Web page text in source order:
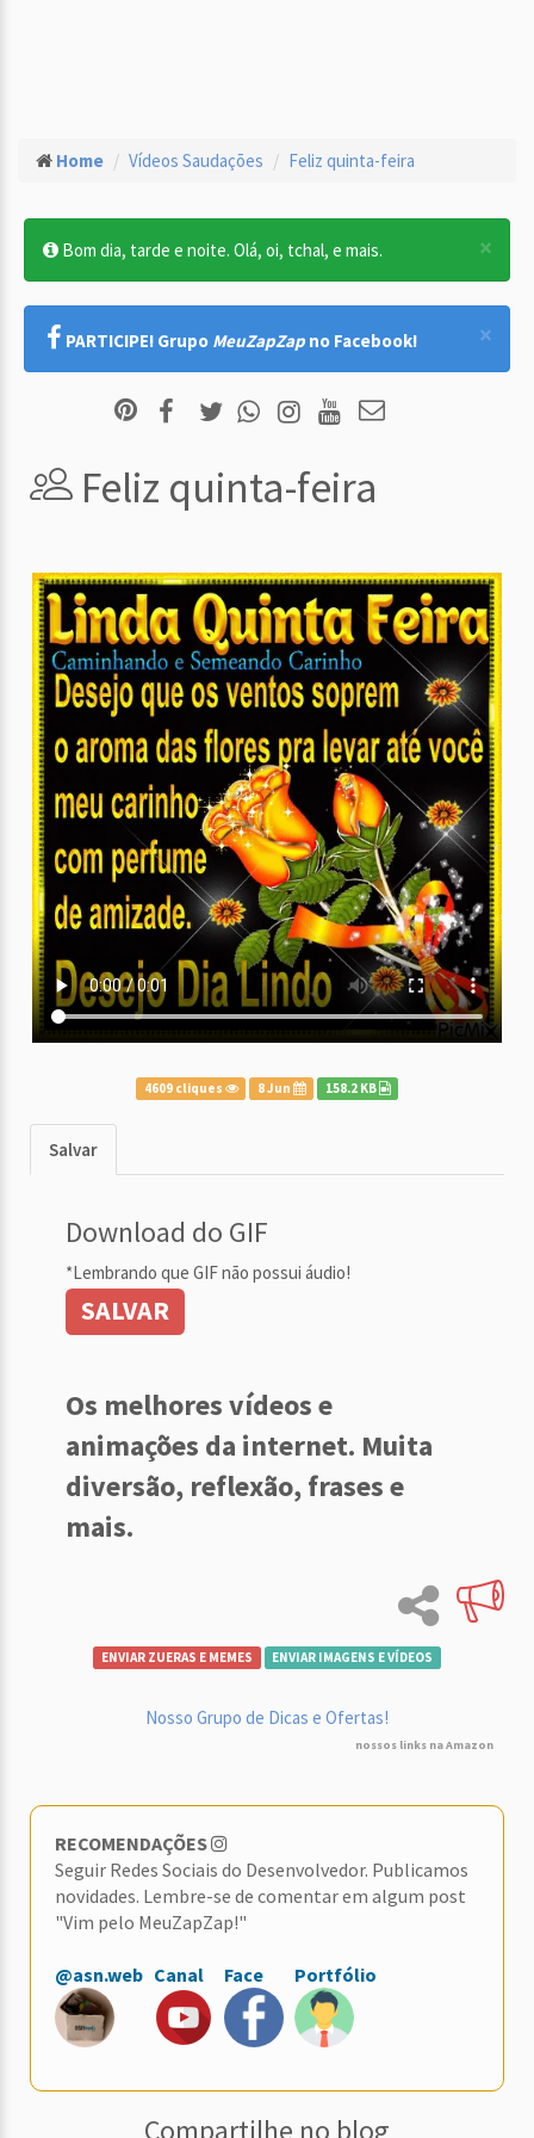
Home Vídeos Saudações Feliz quinta-feira
×
Bom dia, tarde e noite. Olá, oi, tchal, e mais.
×
PARTICIPE! Grupo MeuZapZap no Facebook!
Feliz quinta-feira
4609 cliques 8 Jun 158.2 KB
Salvar
Download do GIF
*Lembrando que GIF não possui áudio!
SALVAR
Os melhores vídeos e
animações da internet. Muita
diversão, reflexão, frases e
mais.
ENVIAR ZUERAS E MEMES ENVIAR IMAGENS E VÍDEOS
Nosso Grupo de Dicas e Ofertas!
nossos links na Amazon
RECOMENDAÇÕES
Seguir Redes Sociais do Desenvolvedor. Publicamos
novidades. Lembre-se de comentar em algum post
"Vim pelo MeuZapZap!"
@asn.web Canal Face Portfólio
Compartilhe no blog